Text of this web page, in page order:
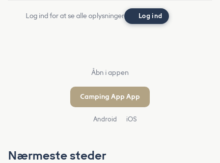
Log ind for at se alle oplysninger Log ind
Åbn i appen
Camping App App
Android iOS
Nærmeste steder